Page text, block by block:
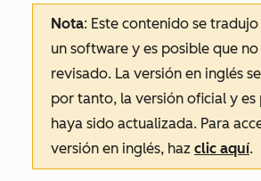
Nota: Este contenido se
un software y es posible que
revisado. La versión en inglés
por tanto, la versión oficial y es
haya sido actualizada. Para
versión en inglés, haz clic aquí.